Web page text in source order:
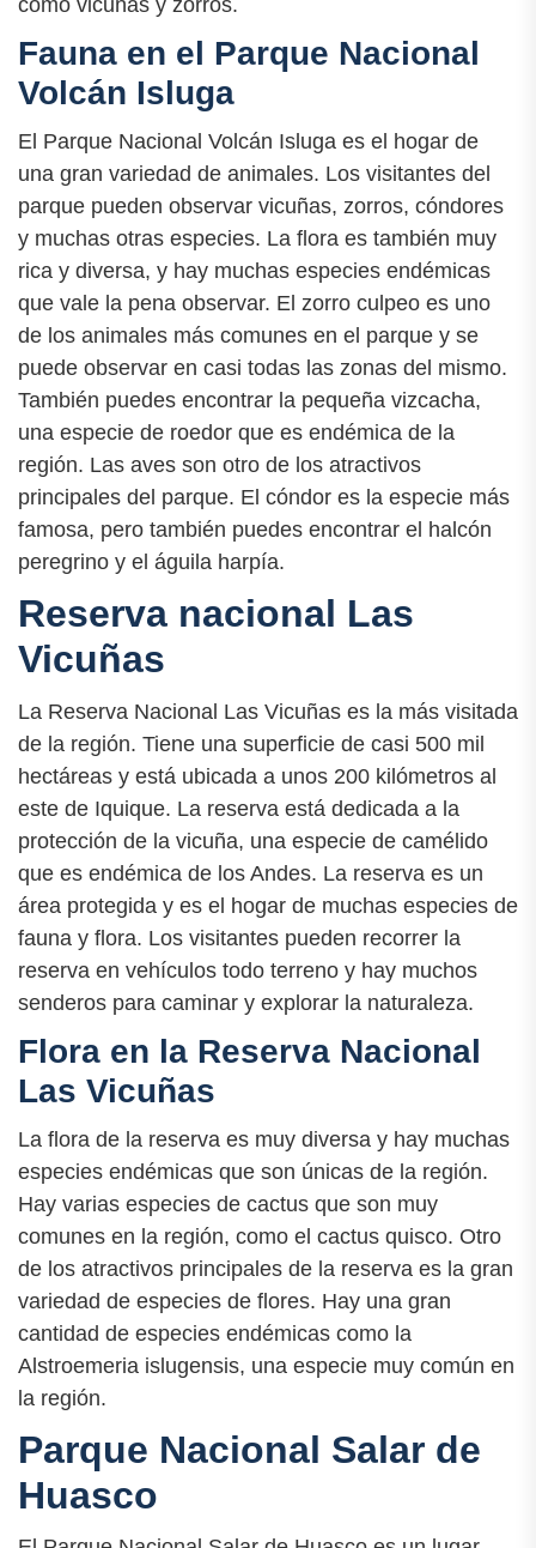
como vicuñas y zorros.
Fauna en el Parque Nacional
Volcán Isluga
El Parque Nacional Volcán Isluga es el hogar de
una gran variedad de animales. Los visitantes del
parque pueden observar vicuñas, zorros, cóndores
y muchas otras especies. La flora es también muy
rica y diversa, y hay muchas especies endémicas
que vale la pena observar. El zorro culpeo es uno
de los animales más comunes en el parque y se
puede observar en casi todas las zonas del mismo.
También puedes encontrar la pequeña vizcacha,
una especie de roedor que es endémica de la
región. Las aves son otro de los atractivos
principales del parque. El cóndor es la especie más
famosa, pero también puedes encontrar el halcón
peregrino y el águila harpía.
Reserva nacional Las
Vicuñas
La Reserva Nacional Las Vicuñas es la más visitada
de la región. Tiene una superficie de casi 500 mil
hectáreas y está ubicada a unos 200 kilómetros al
este de Iquique. La reserva está dedicada a la
protección de la vicuña, una especie de camélido
que es endémica de los Andes. La reserva es un
área protegida y es el hogar de muchas especies de
fauna y flora. Los visitantes pueden recorrer la
reserva en vehículos todo terreno y hay muchos
senderos para caminar y explorar la naturaleza.
Flora en la Reserva Nacional
Las Vicuñas
La flora de la reserva es muy diversa y hay muchas
especies endémicas que son únicas de la región.
Hay varias especies de cactus que son muy
comunes en la región, como el cactus quisco. Otro
de los atractivos principales de la reserva es la gran
variedad de especies de flores. Hay una gran
cantidad de especies endémicas como la
Alstroemeria islugensis, una especie muy común en
la región.
Parque Nacional Salar de
Huasco